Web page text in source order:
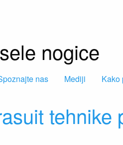
nogice
nas Mediji Kako
tehnike